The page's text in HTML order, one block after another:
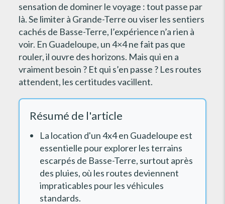
sensation de dominer le voyage : tout passe par
là. Se limiter à Grande-Terre ou viser les sentiers
cachés de Basse-Terre, l’expérience n’a rien à
voir. En Guadeloupe, un 4×4 ne fait pas que
rouler, il ouvre des horizons. Mais qui en a
vraiment besoin ? Et qui s’en passe ? Les routes
attendent, les certitudes vacillent.
Résumé de l'article
La location d'un 4x4 en Guadeloupe est
essentielle pour explorer les terrains
escarpés de Basse-Terre, surtout après
des pluies, où les routes deviennent
impraticables pour les véhicules
standards.